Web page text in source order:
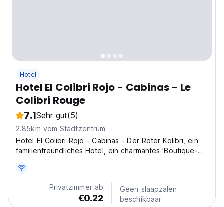
Hotel
Hotel El Colibri Rojo - Cabinas - Le
Colibri Rouge
7.1Sehr gut(5)
2.85km vom Stadtzentrum
Hotel El Colibri Rojo - Cabinas - Der Roter Kolibri, ein
familienfreundliches Hotel, ein charmantes 'Boutique-
National Parks in Comadre entfernt.
Privatzimmer ab
€0.22
Geen slaapzalen
beschikbaar